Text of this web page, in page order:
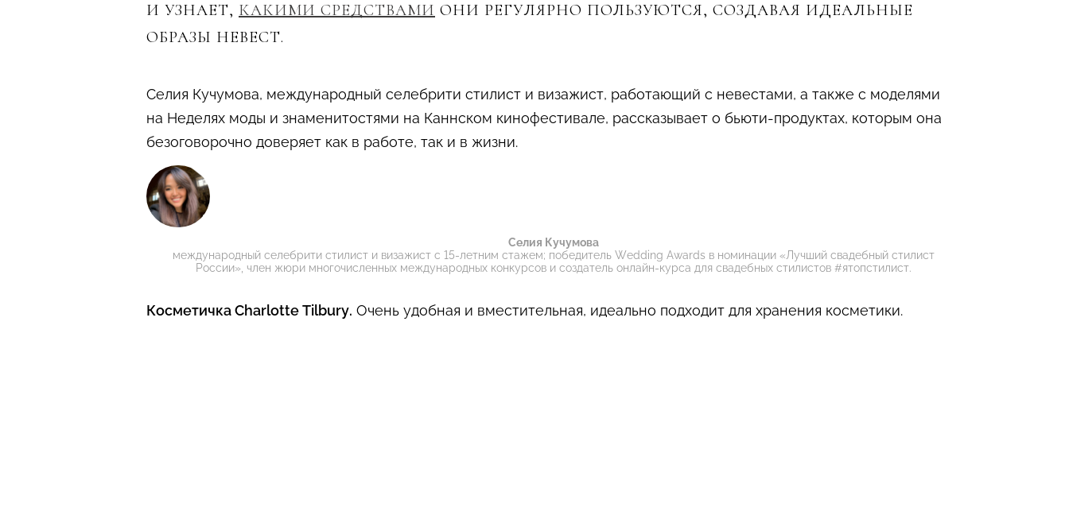
И УЗНАЕТ, КАКИМИ СРЕДСТВАМИ ОНИ РЕГУЛЯРНО ПОЛЬЗУЮТСЯ, СОЗДАВАЯ ИДЕАЛЬНЫЕ
ОБРАЗЫ НЕВЕСТ.
Селия Кучумова, международный селебрити стилист и визажист, работающий с невестами, а также с моделями
на Неделях моды и знаменитостями на Каннском кинофестивале, рассказывает о бьюти-продуктах, которым она
безоговорочно доверяет как в работе, так и в жизни.
Селия Кучумова
международный селебрити стилист и визажист с 15-летним стажем; победитель Wedding Awards в номинации «Лучший свадебный стилист
России», член жюри многочисленных международных конкурсов и создатель онлайн-курса для свадебных стилистов #ятопстилист.
Косметичка Charlotte Tilbury. Очень удобная и вместительная, идеально подходит для хранения косметики.